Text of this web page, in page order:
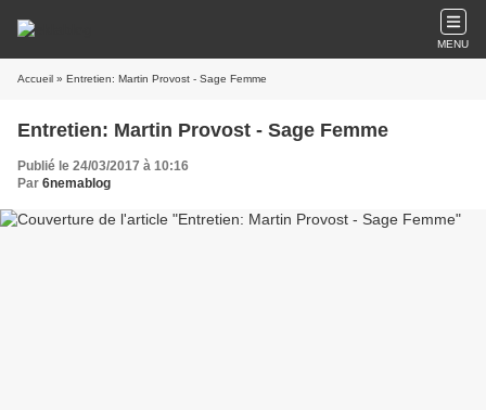
MENU
Accueil » Entretien: Martin Provost - Sage Femme
Entretien: Martin Provost - Sage Femme
Publié le 24/03/2017 à 10:16
Par 6nemablog